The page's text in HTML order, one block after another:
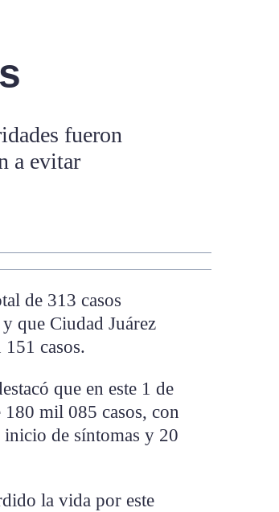
fueron
a evitar
de 313 casos
que Ciudad Juárez
casos.
que en este 1 de
mil 085 casos, con
de síntomas y 20
la vida por este